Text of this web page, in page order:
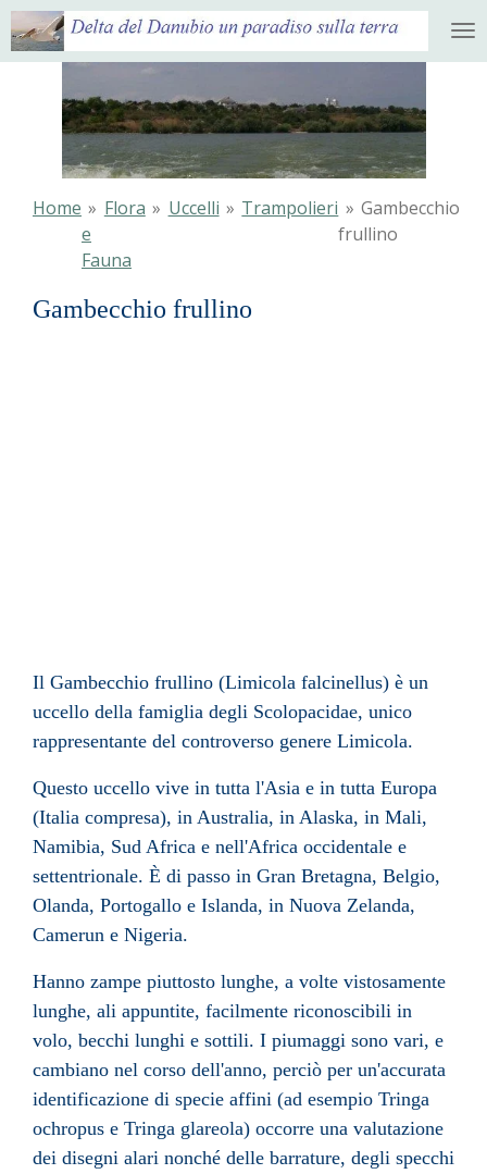
direct
hoofdinhoud
Home » Flora
e
Fauna
» Uccelli » Trampolieri » Gambecchio
frullino
Gambecchio frullino
Il Gambecchio frullino (Limicola falcinellus) è un
uccello della famiglia degli Scolopacidae, unico
rappresentante del controverso genere Limicola.
Questo uccello vive in tutta l'Asia e in tutta Europa
(Italia compresa), in Australia, in Alaska, in Mali,
Namibia, Sud Africa e nell'Africa occidentale e
settentrionale. È di passo in Gran Bretagna, Belgio,
Olanda, Portogallo e Islanda, in Nuova Zelanda,
Camerun e Nigeria.
Hanno zampe piuttosto lunghe, a volte vistosamente
lunghe, ali appuntite, facilmente riconoscibili in
volo, becchi lunghi e sottili. I piumaggi sono vari, e
cambiano nel corso dell'anno, perciò per un'accurata
identificazione di specie affini (ad esempio Tringa
ochropus e Tringa glareola) occorre una valutazione
dei disegni alari nonché delle barrature, degli specchi